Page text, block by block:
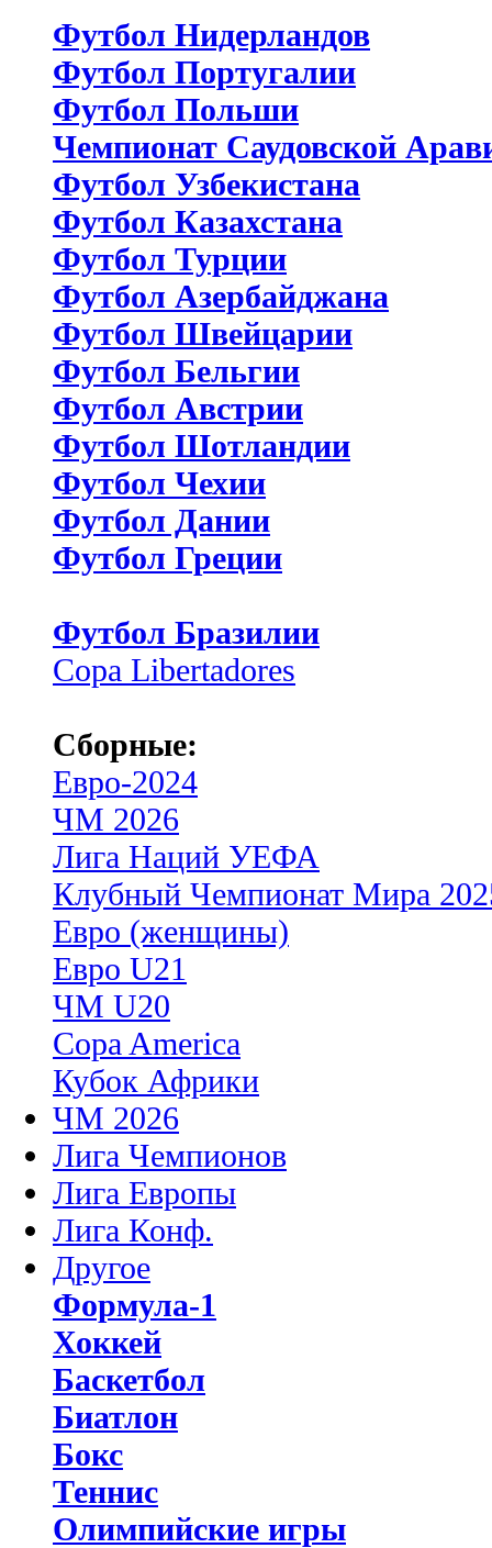
Футбол Нидерландов
Футбол Португалии
Футбол Польши
Чемпионат Саудовской
Футбол Узбекистана
Футбол Казахстана
Футбол Турции
Футбол Азербайджана
Футбол Швейцарии
Футбол Бельгии
Футбол Австрии
Футбол Шотландии
Футбол Чехии
Футбол Дании
Футбол Греции
Футбол Бразилии
Copa Libertadores
Сборные:
Евро-2024
ЧМ 2026
Лига Наций УЕФА
Клубный Чемпионат Мира
Евро (женщины)
Евро U21
ЧМ U20
Copa America
Кубок Африки
ЧМ 2026
Лига Чемпионов
Лига Европы
Лига Конф.
Другое
Формула-1
Хоккей
Баскетбол
Биатлон
Бокс
Теннис
Олимпийские игры